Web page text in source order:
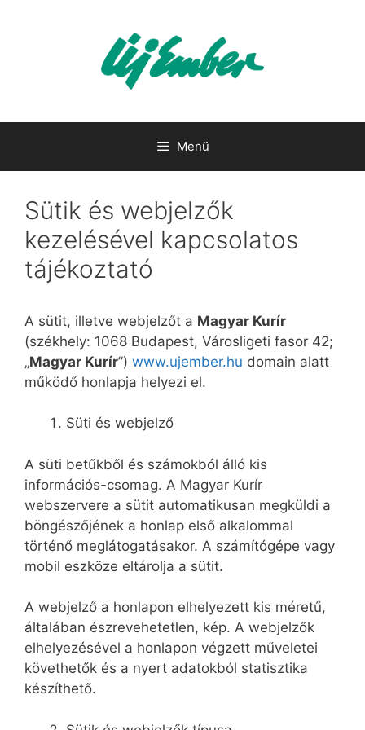
Menü
Sütik és webjelzők
kezelésével kapcsolatos
tájékoztató
A sütit, illetve webjelzőt a Magyar Kurír
(székhely: 1068 Budapest, Városligeti fasor 42;
„Magyar Kurír”) www.ujember.hu domain alatt
működő honlapja helyezi el.
Süti és webjelző
A süti betűkből és számokból álló kis
információs-csomag. A Magyar Kurír
webszervere a sütit automatikusan megküldi a
böngészőjének a honlap első alkalommal
történő meglátogatásakor. A számítógépe vagy
mobil eszköze eltárolja a sütit.
A webjelző a honlapon elhelyezett kis méretű,
általában észrevehetetlen, kép. A webjelzők
elhelyezésével a honlapon végzett műveletei
követhetők és a nyert adatokból statisztika
készíthető.